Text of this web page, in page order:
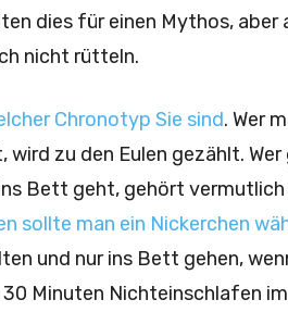
dies für einen Mythos, aber
nicht rütteln.
Chronotyp Sie sind. Wer
zu den Eulen gezählt.
Bett geht, gehört vermutlich
sollte man ein Nickerchen
und nur ins Bett gehen,
Minuten Nichteinschlafen